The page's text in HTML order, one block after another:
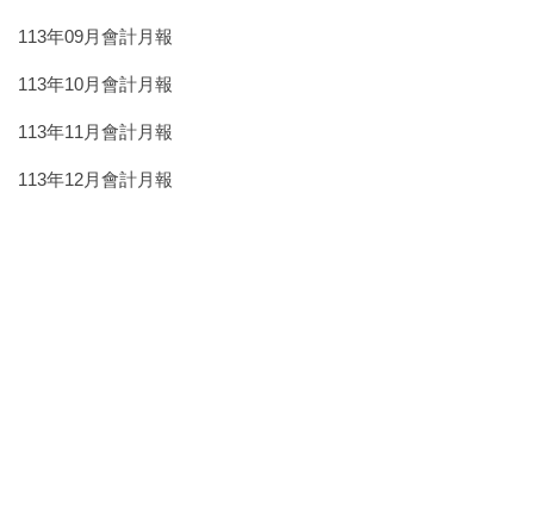
113年09月會計月報
113年10月會計月報
113年11月會計月報
113年12月會計月報